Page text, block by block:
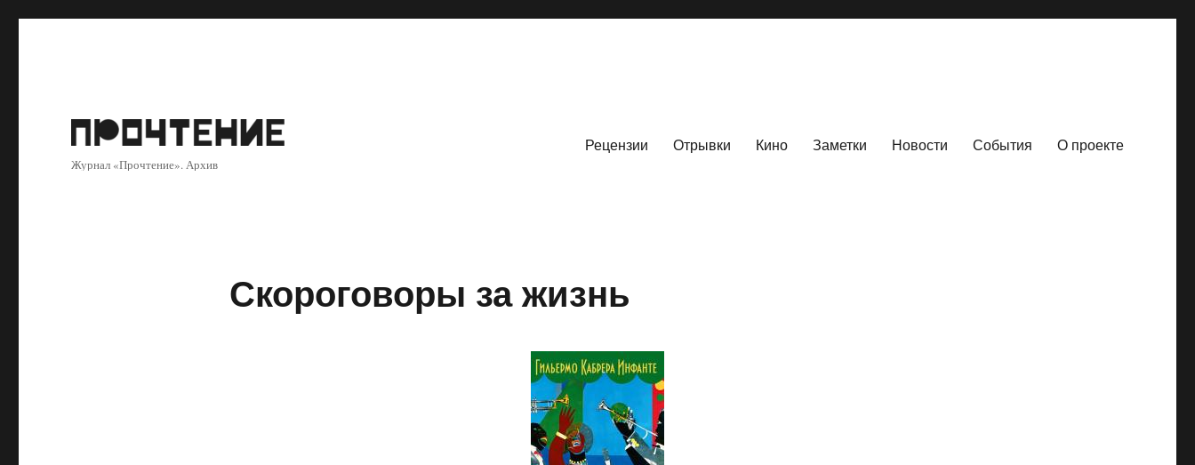
Журнал «Прочтение». Архив
Рецензии Отрывки Кино Заметки Новости События О проекте
Скороговоры за жизнь